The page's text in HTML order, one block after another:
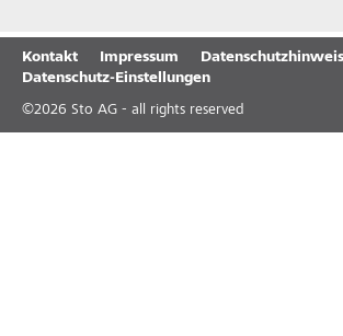
Kontakt Impressum Datenschutzhinweis
Datenschutz-Einstellungen
©2026 Sto AG - all rights reserved